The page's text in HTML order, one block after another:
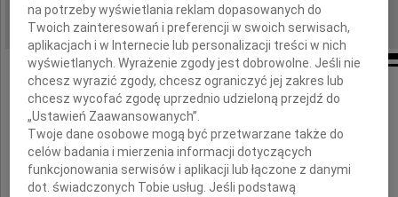
DATA EMISJI: 14.12.2010
Wyrazy głębokiego współczucia
Pana Profesora
na potrzeby wyświetlania reklam dopasowanych do
Twoich zainteresowań i preferencji w swoich serwisach,
aplikacjach i w Internecie lub personalizacji treści w nich
wyświetlanych. Wyrażenie zgody jest dobrowolne. Jeśli nie
chcesz wyrazić zgody, chcesz ograniczyć jej zakres lub
chcesz wycofać zgodę uprzednio udzieloną przejdź do
„Ustawień Zaawansowanych”.
Twoje dane osobowe mogą być przetwarzane także do
celów badania i mierzenia informacji dotyczących
funkcjonowania serwisów i aplikacji lub łączone z danymi
dot. świadczonych Tobie usług. Jeśli podstawą